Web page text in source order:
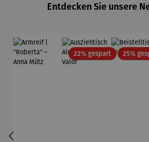
Entdecken Sie unsere
22% gespartRabatt
25%